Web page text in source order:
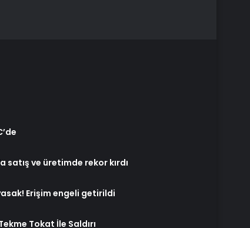
ve üretimde rekor kırdı
Erişim engeli getirildi
Tokat İle Saldırı